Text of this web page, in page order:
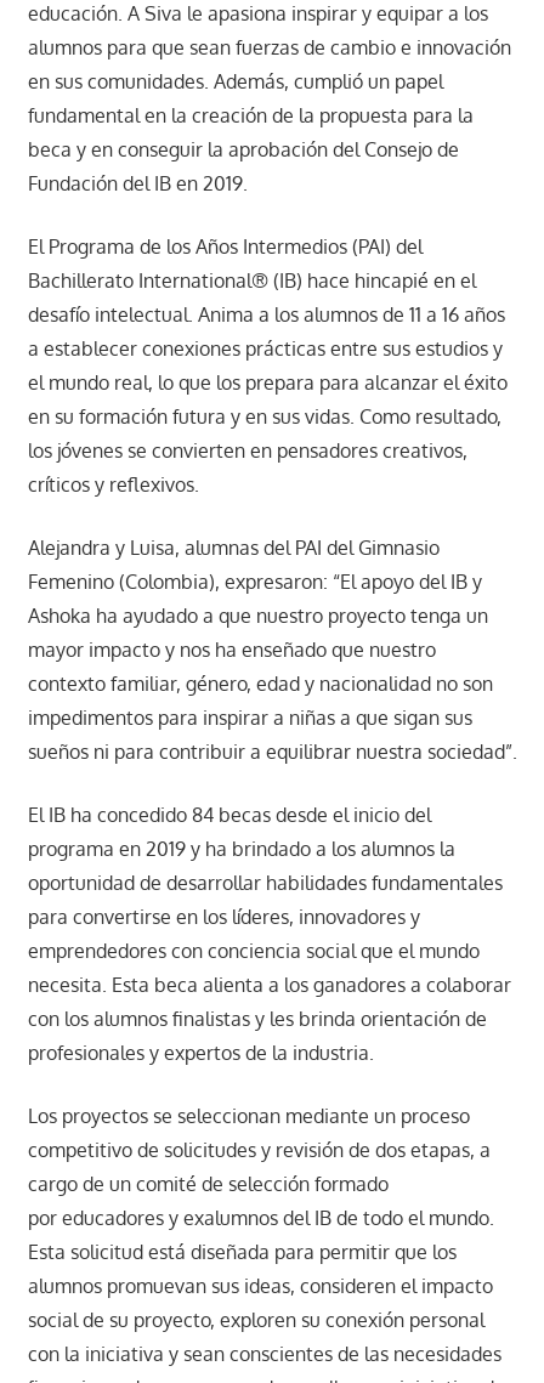
educación. A Siva le apasiona inspirar y equipar a los
alumnos para que sean fuerzas de cambio e innovación
en sus comunidades. Además, cumplió un papel
fundamental en la creación de la propuesta para la
beca y en conseguir la aprobación del Consejo de
Fundación del IB en 2019.
El Programa de los Años Intermedios (PAI) del
Bachillerato International® (IB) hace hincapié en el
desafío intelectual. Anima a los alumnos de 11 a 16 años
a establecer conexiones prácticas entre sus estudios y
el mundo real, lo que los prepara para alcanzar el éxito
en su formación futura y en sus vidas. Como resultado,
los jóvenes se convierten en pensadores creativos,
críticos y reflexivos.
Alejandra y Luisa, alumnas del PAI del Gimnasio
Femenino (Colombia), expresaron: “El apoyo del IB y
Ashoka ha ayudado a que nuestro proyecto tenga un
mayor impacto y nos ha enseñado que nuestro
contexto familiar, género, edad y nacionalidad no son
impedimentos para inspirar a niñas a que sigan sus
sueños ni para contribuir a equilibrar nuestra sociedad”.
El IB ha concedido 84 becas desde el inicio del
programa en 2019 y ha brindado a los alumnos la
oportunidad de desarrollar habilidades fundamentales
para convertirse en los líderes, innovadores y
emprendedores con conciencia social que el mundo
necesita. Esta beca alienta a los ganadores a colaborar
con los alumnos finalistas y les brinda orientación de
profesionales y expertos de la industria.
Los proyectos se seleccionan mediante un proceso
competitivo de solicitudes y revisión de dos etapas, a
cargo de un comité de selección formado
por educadores y exalumnos del IB de todo el mundo.
Esta solicitud está diseñada para permitir que los
alumnos promuevan sus ideas, consideren el impacto
social de su proyecto, exploren su conexión personal
con la iniciativa y sean conscientes de las necesidades